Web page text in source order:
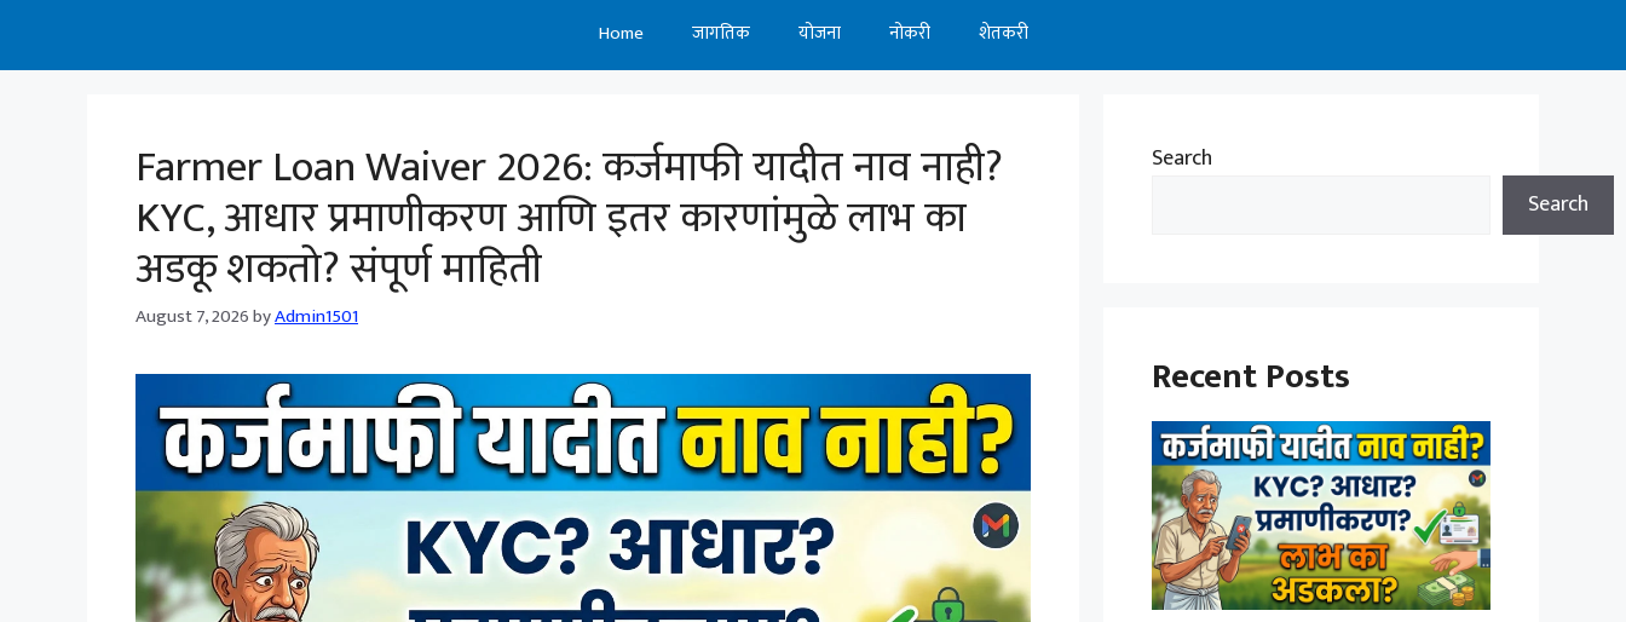
Home जागतिक योजना नोकरी शेतकरी
Farmer Loan Waiver 2026: कर्जमाफी यादीत नाव नाही?
KYC, आधार प्रमाणीकरण आणि इतर कारणांमुळे लाभ का
अडकू शकतो? संपूर्ण माहिती
August 7, 2026byAdmin1501
Search
Search
Recent Posts